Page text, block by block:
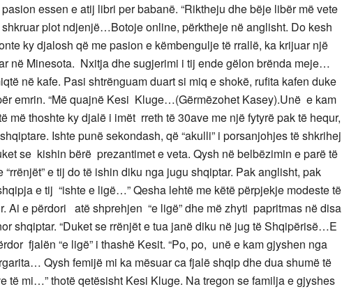
essen e atij libri per babanë. “Riktheju dhe bëje libër më vete
plot ndjenjë…Botoje online, përktheje në anglisht. Do kesh
ky djalosh që me pasion e këmbengulje të rrallë, ka krijuar një
në Minesota. Nxitja dhe sugjerimi i tij ende gëlon brënda meje…
në kafe. Pasi shtrënguam duart si miq e shokë, rufita kafen duke
emrin. “Më quajnë Kesi Kluge…(Gërmëzohet Kasey).Unë e kam
më thoshte ky djalë i imët rreth të 30ave me një fytyrë pak të hequr,
Ishte punë sekondash, që “akulli” i porsanjohjes të shkrihej
se kishin bërë prezantimet e veta. Qysh në belbëzimin e parë të
e tij do të ishin diku nga jugu shqiptar. Pak anglisht, pak
e tij “ishte e ligë…” Qesha lehtë me këtë përpjekje modeste të
Ai e përdori atë shprehjen “e ligë” dhe më zhyti papritmas në disa
shqiptar. “Duket se rrënjët e tua janë diku në jug të Shqipërisë…E
fjalën “e ligë” i thashë Kesit. “Po, po, unë e kam gjyshen nga
Qysh femijë mi ka mësuar ca fjalë shqip dhe dua shumë të
të mi…” thotë qetësisht Kesi Kluge. Na tregon se familja e gjyshes